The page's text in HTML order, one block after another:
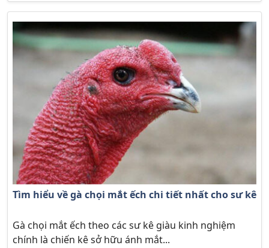
Tìm hiểu về gà chọi mắt ếch chi tiết nhất cho sư kê
Gà chọi mắt ếch theo các sư kê giàu kinh nghiệm
chính là chiến kê sở hữu ánh mắt...